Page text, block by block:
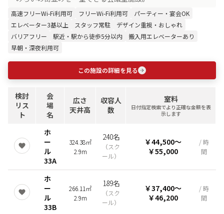
高速フリーWi-Fi利用可 フリーWi-Fi利用可
パーティー・宴会OK
エレベーター3基以上
スタッフ常駐
デザイン重視・おしゃれ
バリアフリー
駅近・駅から徒歩5分以内
搬入用エレベーターあり
早朝・深夜利用可
この施設の詳細を見る
検討
リス
ト
会
場
名
広さ
天井高
収容人
数
室料
日付指定検索でより正確な金額を表
示します
ホ
ー
ル
33A
324.38㎡
2.9m
240名
（スク
ール）
￥44,500〜
￥55,000
/ 時
間
ホ
ー
ル
33B
266.11㎡
2.9m
189名
（スク
ール）
￥37,400〜
￥46,200
/ 時
間